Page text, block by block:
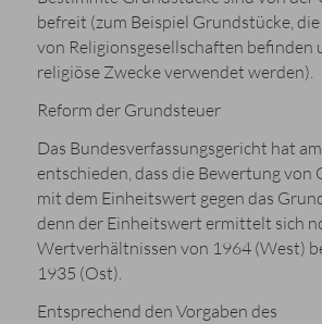
befreit (zum Beispiel Grundstücke,
von Religionsgesellschaften befinden
religiöse Zwecke verwendet werden).
Reform der Grundsteuer
Das Bundesverfassungsgericht hat
entschieden, dass die Bewertung von
mit dem Einheitswert gegen das
denn der Einheitswert ermittelt sich
Wertverhältnissen von 1964 (West)
1935 (Ost).
Entsprechend den Vorgaben des